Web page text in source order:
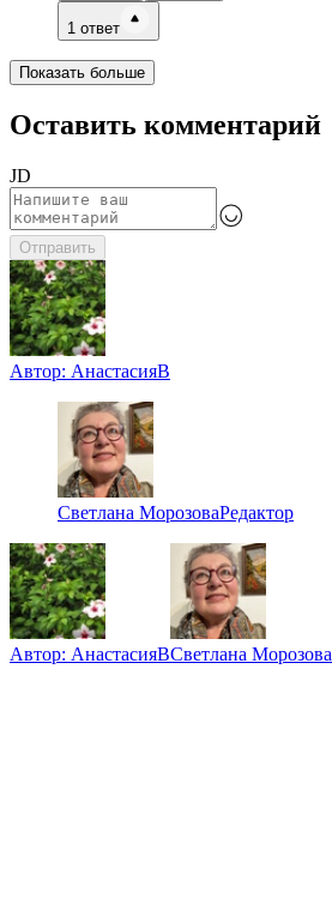
1 ответ
Показать больше
Оставить комментарий
JD
Отправить
Автор: АнастасияВ
Светлана МорозоваРедактор
Автор: АнастасияВСветлана Морозова